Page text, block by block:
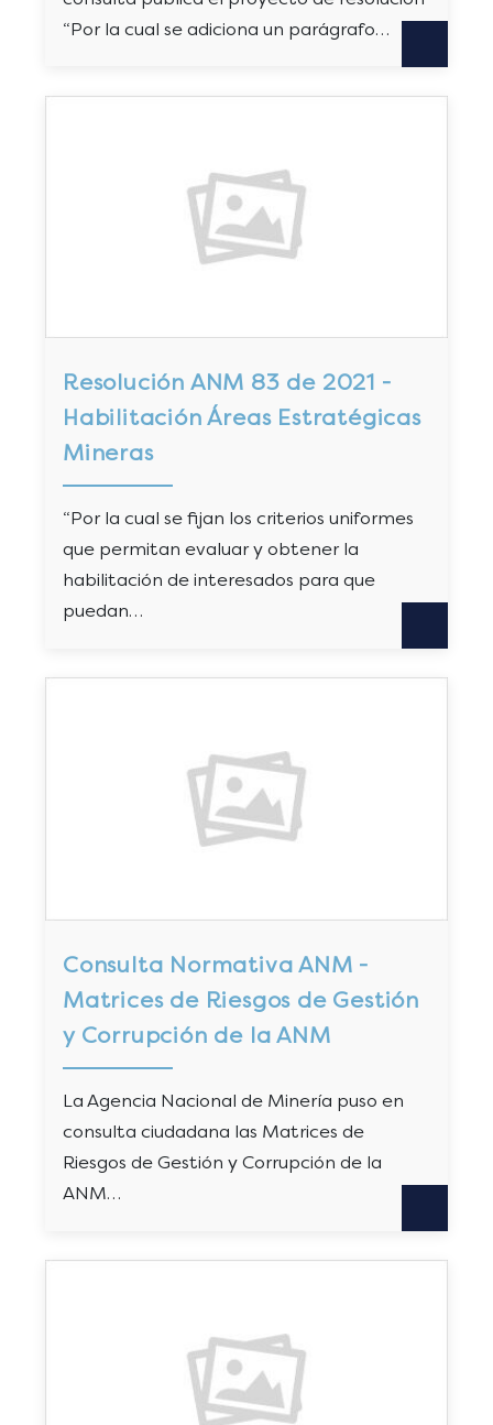
“Por la cual se adiciona un parágrafo…
Resolución ANM 83 de 2021 -
Habilitación Áreas Estratégicas
Mineras
“Por la cual se fijan los criterios uniformes
que permitan evaluar y obtener la
habilitación de interesados para que
puedan…
Consulta Normativa ANM -
Matrices de Riesgos de Gestión
y Corrupción de la ANM
La Agencia Nacional de Minería puso en
consulta ciudadana las Matrices de
Riesgos de Gestión y Corrupción de la
ANM…